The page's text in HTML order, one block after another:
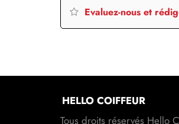
Evaluez-nous et
HELLO COIFFEUR
Tous droits réservés Hello